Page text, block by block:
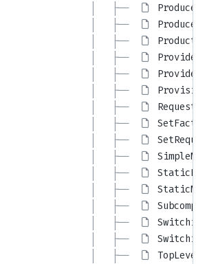
│   ├──
│   ├──
│   ├──
│   ├──
│   ├──
│   ├──
│   ├──
│   ├──
│   ├──
│   ├──
│   ├──
│   ├──
│   ├──
│   ├──
│   ├──
│   ├──